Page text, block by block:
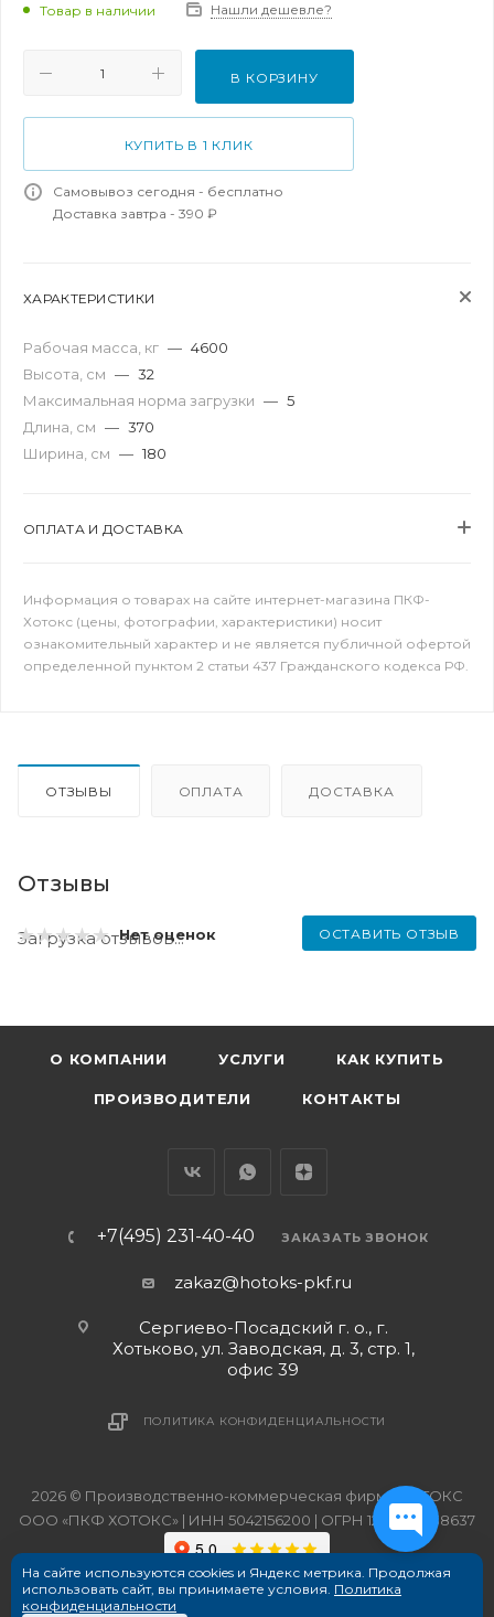
Товар в наличии Нашли дешевле?
В КОРЗИНУ
КУПИТЬ В 1 КЛИК
Самовывоз сегодня - бесплатно
Доставка завтра - 390 ₽
ХАРАКТЕРИСТИКИ
Рабочая масса, кг — 4600
Высота, см — 32
Максимальная норма загрузки — 5
Длина, см — 370
Ширина, см — 180
ОПЛАТА И ДОСТАВКА
Информация о товарах на сайте интернет-магазина ПКФ-
Хотокс (цены, фотографии, характеристики) носит
ознакомительный характер и не является публичной офертой
определенной пунктом 2 статьи 437 Гражданского кодекса РФ.
ОТЗЫВЫ ОПЛАТА ДОСТАВКА
Отзывы
Нет оценок ОСТАВИТЬ ОТЗЫВ
Загрузка отзывов...
О КОМПАНИИ УСЛУГИ КАК КУПИТЬ
ПРОИЗВОДИТЕЛИ КОНТАКТЫ
+7(495) 231-40-40 ЗАКАЗАТЬ ЗВОНОК
zakaz@hotoks-pkf.ru
Сергиево-Посадский г. о., г.
Хотьково, ул. Заводская, д. 3, стр. 1,
офис 39
ПОЛИТИКА КОНФИДЕНЦИАЛЬНОСТИ
2026 © Производственно-коммерческая фирма ХОТОКС
ООО «ПКФ ХОТОКС» | ИНН 5042156200 | ОГРН 1215000038637
На сайте используются cookies и Яндекс метрика. Продолжая
использовать сайт, вы принимаете условия. Политика
конфиденциальности